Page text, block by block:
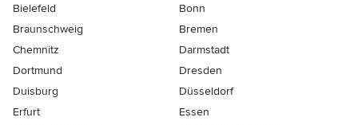
Bielefeld
Bonn
Braunschweig
Bremen
Chemnitz
Darmstadt
Dortmund
Dresden
Duisburg
Düsseldorf
Erfurt
Essen